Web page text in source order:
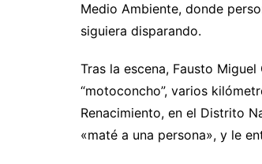
Medio Ambiente, donde
siguiera disparando.
Tras la escena, Fausto
“motoconcho”, varios
Renacimiento, en el Distrito
«maté a una persona», y le